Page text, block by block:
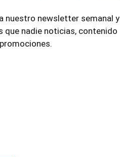
nuestro newsletter semanal y
que nadie noticias, contenido